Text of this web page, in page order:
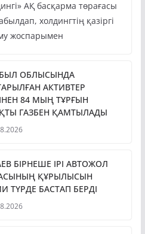
АҚ басқарма төрағасы
холдингтің қазіргі
жоспарымен
ОБЛЫСЫНДА
АКТИВТЕР
84 МЫҢ ТҰРҒЫН
ГАЗБЕН ҚАМТЫЛАДЫ
БІРНЕШЕ ІРІ АВТОЖОЛ
ҚҰРЫЛЫСЫН
ТҮРДЕ БАСТАП БЕРДІ